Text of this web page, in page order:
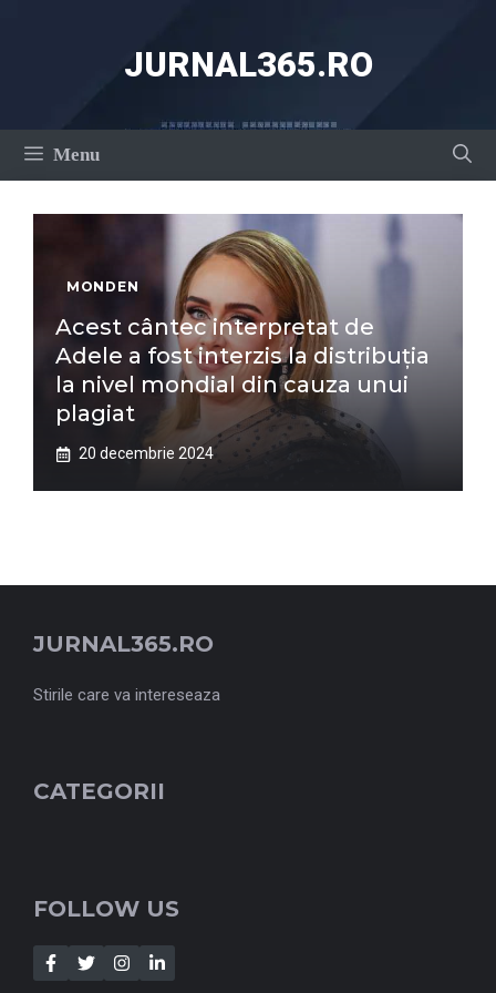
JURNAL365.RO
Menu
MONDEN
Acest cântec interpretat de
Adele a fost interzis la distribuția
la nivel mondial din cauza unui
plagiat
20 decembrie 2024
JURNAL365.RO
Stirile care va intereseaza
CATEGORII
FOLLOW US